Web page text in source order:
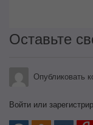
Оставьте
Опубликовать
Войти или